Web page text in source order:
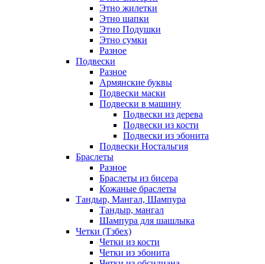
Этно жилетки
Этно шапки
Этно Подушки
Этно сумки
Разное
Подвески
Разное
Армянские буквы
Подвески маски
Подвески в машину
Подвески из дерева
Подвески из кости
Подвески из эбонита
Подвески Ностальгия
Браслеты
Разное
Браслеты из бисера
Кожаные браслеты
Тандыр, Мангал, Шампура
Тандыр, мангал
Шампура для шашлыка
Четки (Тзбех)
Четки из кости
Четки из эбонита